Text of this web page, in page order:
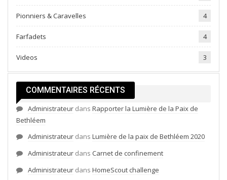
Ce fut une journée teintée de bonne humeur ,
Pionniers & Caravelles 4
Farfadets 4
Videos 3
COMMENTAIRES RÉCENTS
Administrateur dans Rapporter la Lumière de la Paix de
Bethléem
Administrateur dans Lumière de la paix de Bethléem 2020
Administrateur dans Carnet de confinement
Administrateur dans HomeScout challenge